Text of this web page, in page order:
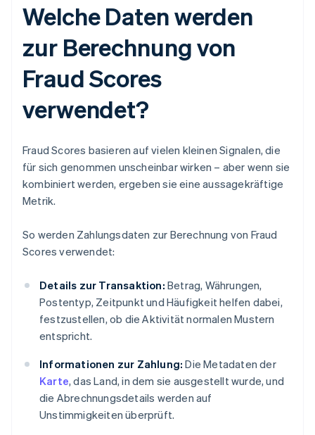
Welche Daten werden
zur Berechnung von
Fraud Scores
verwendet?
Fraud Scores basieren auf vielen kleinen Signalen, die
für sich genommen unscheinbar wirken – aber wenn sie
kombiniert werden, ergeben sie eine aussagekräftige
Metrik.
So werden Zahlungsdaten zur Berechnung von Fraud
Scores verwendet:
Details zur Transaktion: Betrag, Währungen,
Postentyp, Zeitpunkt und Häufigkeit helfen dabei,
festzustellen, ob die Aktivität normalen Mustern
entspricht.
Informationen zur Zahlung: Die Metadaten der
Karte, das Land, in dem sie ausgestellt wurde, und
die Abrechnungsdetails werden auf
Unstimmigkeiten überprüft.